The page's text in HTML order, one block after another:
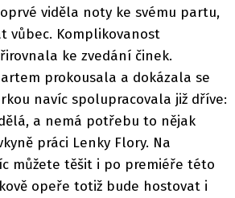
viděla noty ke svému partu,
vůbec. Komplikovanost
ke zvedání činek.
prokousala a dokázala se
navíc spolupracovala již dříve:
a nemá potřebu to nějak
práci Lenky Flory. Na
můžete těšit i po premiéře této
opeře totiž bude hostovat i